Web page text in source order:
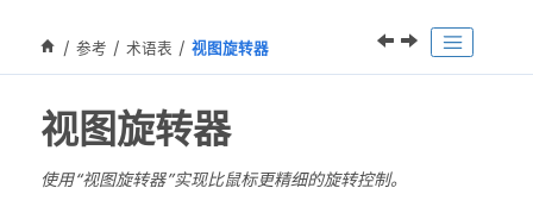
参考 术语表 视图旋转器
视图旋转器
使用“视图旋转器”实现比鼠标更精细的旋转控制。